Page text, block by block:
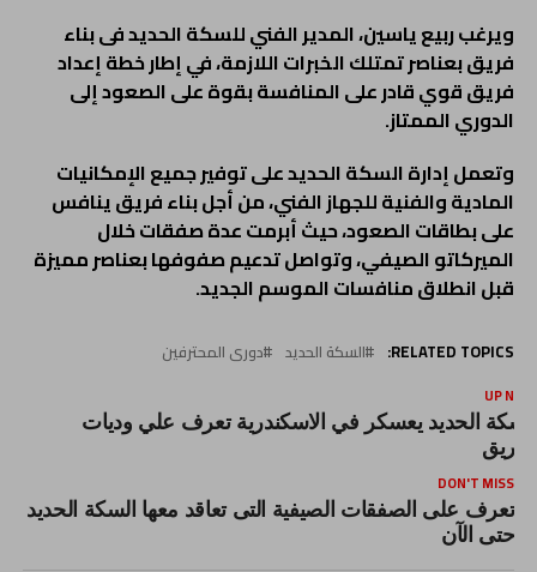
ويرغب ربيع ياسين، المدير الفني للسكة الحديد فى بناء
فريق بعناصر تمتلك الخبرات اللازمة، في إطار خطة إعداد
فريق قوي قادر على المنافسة بقوة على الصعود إلى
الدوري الممتاز.
وتعمل إدارة السكة الحديد على توفير جميع الإمكانيات
المادية والفنية للجهاز الفني، من أجل بناء فريق ينافس
على بطاقات الصعود، حيث أبرمت عدة صفقات خلال
الميركاتو الصيفي، وتواصل تدعيم صفوفها بعناصر مميزة
قبل انطلاق منافسات الموسم الجديد.
RELATED TOPICS: السكة الحديد دورى المحترفين
UP
الحديد يعسكر في الاسكندرية تعرف علي وديات
DON'T MISS
تعرف على الصفقات الصيفية التى تعاقد معها السكة الحديد
حتى الآن